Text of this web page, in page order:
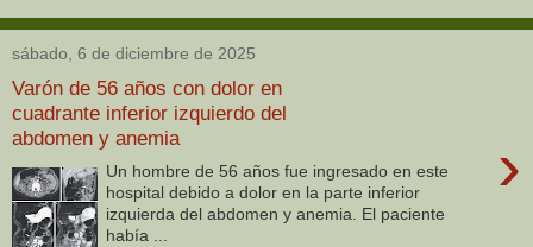
sábado, 6 de diciembre de 2025
Varón de 56 años con dolor en
cuadrante inferior izquierdo del
abdomen y anemia
›
Un hombre de 56 años fue ingresado en este
hospital debido a dolor en la parte inferior
izquierda del abdomen y anemia. El paciente
había ...